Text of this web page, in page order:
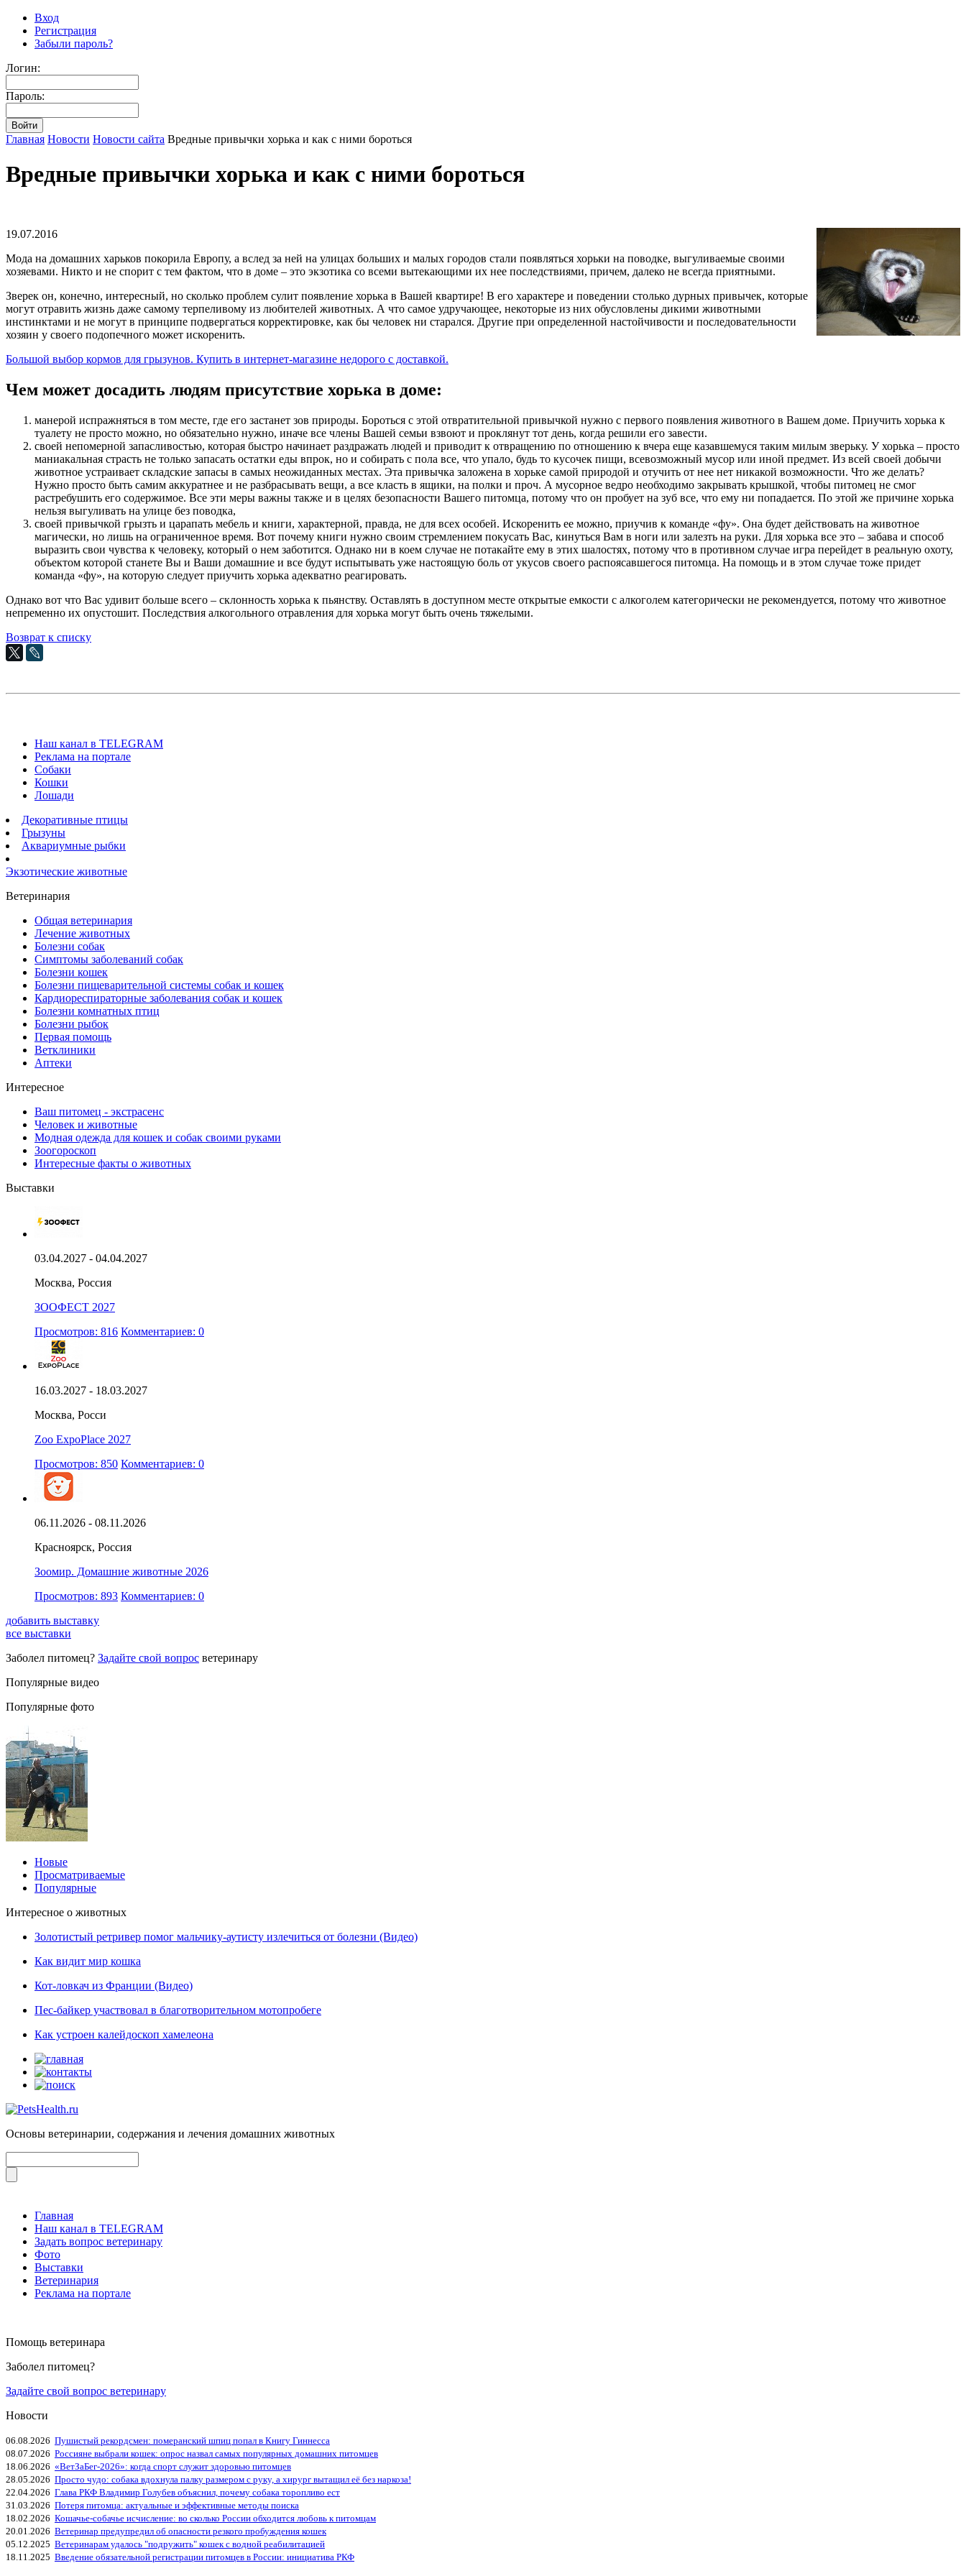
Вход
Регистрация
Забыли пароль?
Логин:
Пароль:
Главная Новости Новости сайта Вредные привычки хорька и как с ними бороться
Вредные привычки хорька и как с ними бороться
19.07.2016
Мода на домашних харьков покорила Европу, а вслед за ней на улицах больших и малых городов стали появляться хорьки на поводке, выгуливаемые своими
хозяевами. Никто и не спорит с тем фактом, что в доме – это экзотика со всеми вытекающими их нее последствиями, причем, далеко не всегда приятными.
Зверек он, конечно, интересный, но сколько проблем сулит появление хорька в Вашей квартире! В его характере и поведении столько дурных привычек, которые
могут отравить жизнь даже самому терпеливому из любителей животных. А что самое удручающее, некоторые из них обусловлены дикими животными
инстинктами и не могут в принципе подвергаться корректировке, как бы человек ни старался. Другие при определенной настойчивости и последовательности
хозяин у своего подопечного может искоренить.
Большой выбор кормов для грызунов. Купить в интернет-магазине недорого с доставкой.
Чем может досадить людям присутствие хорька в доме:
манерой испражняться в том месте, где его застанет зов природы. Бороться с этой отвратительной привычкой нужно с первого появления животного в Вашем доме. Приучить хорька к
туалету не просто можно, но обязательно нужно, иначе все члены Вашей семьи взвоют и проклянут тот день, когда решили его завести.
своей непомерной запасливостью, которая быстро начинает раздражать людей и приводит к отвращению по отношению к вчера еще казавшемуся таким милым зверьку. У хорька – просто
маниакальная страсть не только запасать остатки еды впрок, но и собирать с пола все, что упало, будь то кусочек пищи, всевозможный мусор или иной предмет. Из всей своей добычи
животное устраивает складские запасы в самых неожиданных местах. Эта привычка заложена в хорьке самой природой и отучить от нее нет никакой возможности. Что же делать?
Нужно просто быть самим аккуратнее и не разбрасывать вещи, а все класть в ящики, на полки и проч. А мусорное ведро необходимо закрывать крышкой, чтобы питомец не смог
растребушить его содержимое. Все эти меры важны также и в целях безопасности Вашего питомца, потому что он пробует на зуб все, что ему ни попадается. По этой же причине хорька
нельзя выгуливать на улице без поводка,
своей привычкой грызть и царапать мебель и книги, характерной, правда, не для всех особей. Искоренить ее можно, приучив к команде «фу». Она будет действовать на животное
магически, но лишь на ограниченное время. Вот почему книги нужно своим стремлением покусать Вас, кинуться Вам в ноги или залезть на руки. Для хорька все это – забава и способ
выразить свои чувства к человеку, который о нем заботится. Однако ни в коем случае не потакайте ему в этих шалостях, потому что в противном случае игра перейдет в реальную охоту,
объектом которой станете Вы и Ваши домашние и все будут испытывать уже настоящую боль от укусов своего распоясавшегося питомца. На помощь и в этом случае тоже придет
команда «фу», на которую следует приучить хорька адекватно реагировать.
Однако вот что Вас удивит больше всего – склонность хорька к пьянству. Оставлять в доступном месте открытые емкости с алкоголем категорически не рекомендуется, потому что животное
непременно их опустошит. Последствия алкогольного отравления для хорька могут быть очень тяжелыми.
Возврат к списку
Наш канал в TELEGRAM
Реклама на портале
Собаки
Кошки
Лошади
Декоративные птицы
Грызуны
Аквариумные рыбки
Экзотические животные
Ветеринария
Общая ветеринария
Лечение животных
Болезни собак
Симптомы заболеваний собак
Болезни кошек
Болезни пищеварительной системы собак и кошек
Кардиореспираторные заболевания собак и кошек
Болезни комнатных птиц
Болезни рыбок
Первая помощь
Ветклиники
Аптеки
Интересное
Ваш питомец - экстрасенс
Человек и животные
Модная одежда для кошек и собак своими руками
Зоогороскоп
Интересные факты о животных
Выставки
03.04.2027 - 04.04.2027
Москва, Россия
ЗООФЕСТ 2027
Просмотров: 816 Комментариев: 0
16.03.2027 - 18.03.2027
Москва, Росси
Zoo ExpoPlace 2027
Просмотров: 850 Комментариев: 0
06.11.2026 - 08.11.2026
Красноярск, Россия
Зоомир. Домашние животные 2026
Просмотров: 893 Комментариев: 0
добавить выставку
все выставки
Заболел питомец? Задайте свой вопрос ветеринару
Популярные видео
Популярные фото
Новые
Просматриваемые
Популярные
Интересное о животных
Золотистый ретривер помог мальчику-аутисту излечиться от болезни (Видео)
Как видит мир кошка
Кот-ловкач из Франции (Видео)
Пес-байкер участвовал в благотворительном мотопробеге
Как устроен калейдоскоп хамелеона
Основы ветеринарии, содержания и лечения домашних животных
Главная
Наш канал в TELEGRAM
Задать вопрос ветеринару
Фото
Выставки
Ветеринария
Реклама на портале
Помощь ветеринара
Заболел питомец?
Задайте свой вопрос ветеринару
Новости
06.08.2026 Пушистый рекордсмен: померанский шпиц попал в Книгу Гиннесса
08.07.2026 Россияне выбрали кошек: опрос назвал самых популярных домашних питомцев
18.06.2026 «ВетЗаБег‑2026»: когда спорт служит здоровью питомцев
28.05.2026 Просто чудо: собака вдохнула палку размером с руку, а хирург вытащил её без наркоза!
22.04.2026 Глава РКФ Владимир Голубев объяснил, почему собака торопливо ест
31.03.2026 Потеря питомца: актуальные и эффективные методы поиска
18.02.2026 Кошачье-собачье исчисление: во сколько России обходится любовь к питомцам
20.01.2026 Ветеринар предупредил об опасности резкого пробуждения кошек
05.12.2025 Ветеринарам удалось "подружить" кошек с водной реабилитацией
18.11.2025 Введение обязательной регистрации питомцев в России: инициатива РКФ